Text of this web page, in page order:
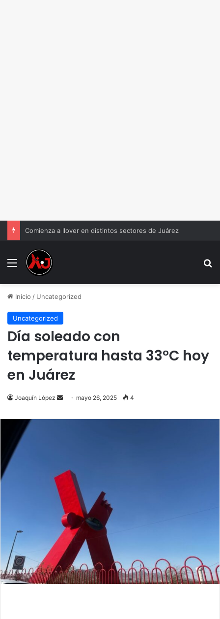
Comienza a llover en distintos sectores de Juárez
Menu
Inicio / Uncategorized
Uncategorized
Día soleado con
temperatura hasta 33°C hoy
en Juárez
Joaquín López
Send
email
mayo 26, 2025 4